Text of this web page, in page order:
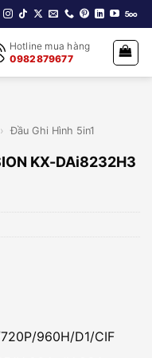
Hotline mua hàng
0982879677
› Đầu Ghi Hình 5in1
KX-DAi8232H3
960H/D1/CIF